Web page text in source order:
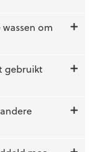
om
gebruikt